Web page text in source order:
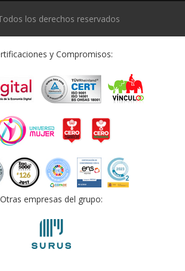
los derechos reservados
y Compromisos:
Otras empresas del grupo: